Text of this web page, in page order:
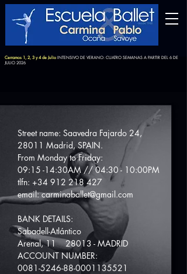
Cerramos 1, 2, 3 y 4 de Julio INTENSIVO DE VERANO: CUATRO SEMANAS A PARTIR DEL 6 DE
JULIO 2026
Street name: Saavedra Fajardo 24,
28011 Madrid, SPAIN.
From Monday to Friday:
09:15 -14:30AM // 04:30 - 10:00PM
tlfn: +34 912 218 427
email:carminaballet@gmail.com
BANK DETAILS:
Sabadell-Atlántico
Arenal, 11 28013 - MADRID
ACCOUNT NUMBER:
0081-5246-88-0001135521